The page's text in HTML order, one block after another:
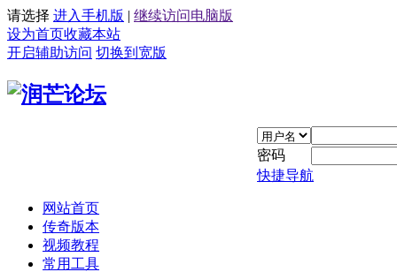
请选择 进入手机版 | 继续访问电脑版
设为首页收藏本站
开启辅助访问 切换到宽版
密码
快捷导航
网站首页
传奇版本
视频教程
常用工具